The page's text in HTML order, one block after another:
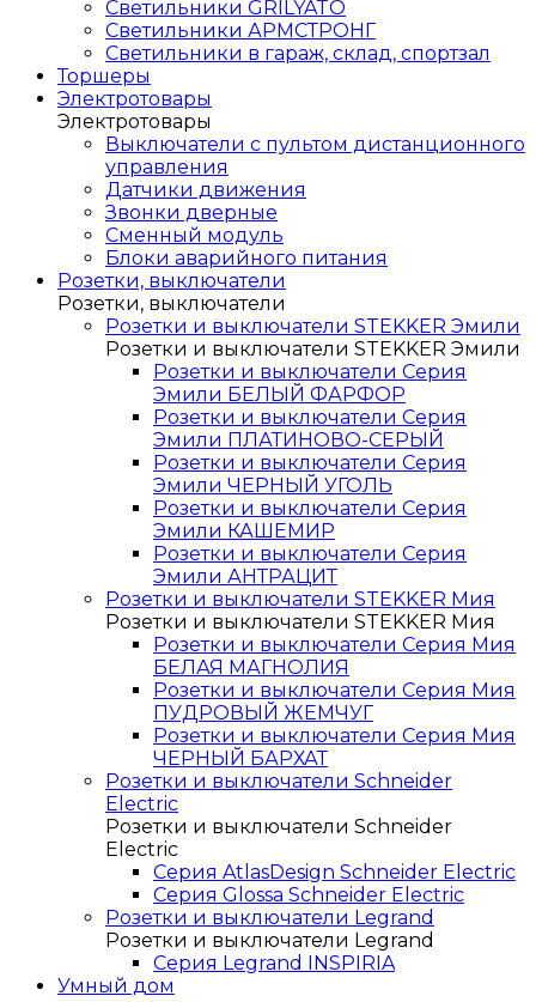
Светильники GRILYATO
Светильники АРМСТРОНГ
Светильники в гараж, склад, спортзал
Торшеры
Электротовары
Электротовары
Выключатели с пультом дистанционного
управления
Датчики движения
Звонки дверные
Сменный модуль
Блоки аварийного питания
Розетки, выключатели
Розетки, выключатели
Розетки и выключатели STEKKER Эмили
Розетки и выключатели STEKKER Эмили
Розетки и выключатели Серия
Эмили БЕЛЫЙ ФАРФОР
Розетки и выключатели Серия
Эмили ПЛАТИНОВО-СЕРЫЙ
Розетки и выключатели Серия
Эмили ЧЕРНЫЙ УГОЛЬ
Розетки и выключатели Серия
Эмили КАШЕМИР
Розетки и выключатели Серия
Эмили АНТРАЦИТ
Розетки и выключатели STEKKER Мия
Розетки и выключатели STEKKER Мия
Розетки и выключатели Серия Мия
БЕЛАЯ МАГНОЛИЯ
Розетки и выключатели Серия Мия
ПУДРОВЫЙ ЖЕМЧУГ
Розетки и выключатели Серия Мия
ЧЕРНЫЙ БАРХАТ
Розетки и выключатели Schneider
Electric
Розетки и выключатели Schneider
Electric
Серия AtlasDesign Schneider Electric
Серия Glossa Schneider Electric
Розетки и выключатели Legrand
Розетки и выключатели Legrand
Серия Legrand INSPIRIA
Умный дом